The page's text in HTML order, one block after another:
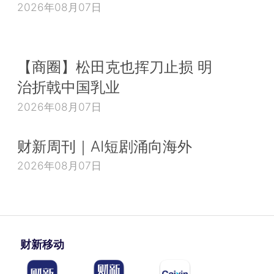
2026年08月07日
【商圈】松田克也挥刀止损 明
治折戟中国乳业
2026年08月07日
财新周刊｜AI短剧涌向海外
2026年08月07日
财新移动